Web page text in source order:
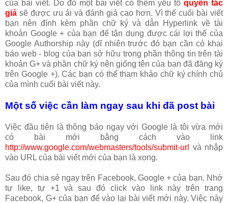
của bài viết. Do đó một bài viết có thêm yếu tốquyền tác
giả sẽ được ưu ái và đánh giá cao hơn. Vì thế cuối bài viết
bạn nên đính kèm phần chữ ký và dẫn Hyperlink về tài
khoản Google + của bạn để tận dụng được cái lợi thế của
Google Authorship này (dĩ nhiên trước đó bạn cần có khai
báo web - blog của bạn sở hữu trong phần thông tin trên tài
khoản G+ và phần chữ ký nên giống tên của bạn đã đăng ký
trên Google +). Các bạn có thể tham khảo chữ ký chính chủ
của mình cuối bài viết này.
Một số việc cần làm ngay sau khi đã post bài
Việc đầu tiên là thông báo ngay với Google là tôi vừa mới
có bài mới bằng cách vào link
http://www.google.com/webmasters/tools/submit-url
và nhập
vào URL của bài viết mới của bạn là xong.
Sau đó chia sẻ ngay trên Facebook, Google + của bạn. Nhớ
tự like, tự +1 và sau đó click vào link này trên trang
Facebook, G+ của bạn để vào lại bài viết mới này. Việc này